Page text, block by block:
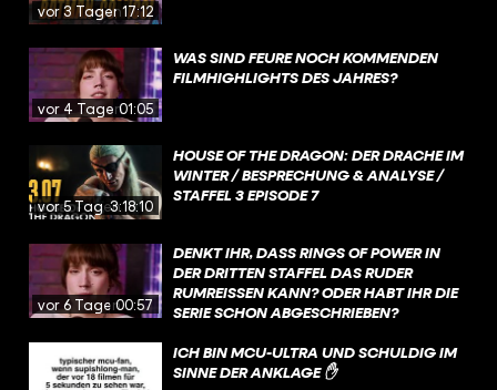
vor 3 Tagen17:12
vor 4 Tagen01:05
WAS SIND FEURE NOCH KOMMENDEN
FILMHIGHLIGHTS DES JAHRES?
vor 5 Tagen3:18:10
HOUSE OF THE DRAGON: DER DRACHE IM
WINTER / BESPRECHUNG & ANALYSE /
STAFFEL 3 EPISODE 7
vor 6 Tagen00:57
DENKT IHR, DASS RINGS OF POWER IN
DER DRITTEN STAFFEL DAS RUDER
RUMREISSEN KANN? ODER HABT IHR DIE
SERIE SCHON ABGESCHRIEBEN?
ICH BIN MCU-ULTRA UND SCHULDIG IM
SINNE DER ANKLAGE ✋